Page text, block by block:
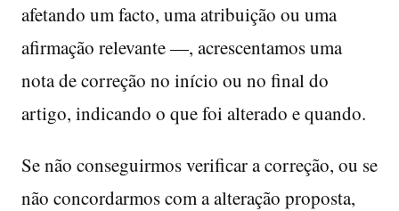
afetando um facto, uma atribuição ou uma
afirmação relevante —, acrescentamos uma
nota de correção no início ou no final do
artigo, indicando o que foi alterado e quando.
Se não conseguirmos verificar a correção, ou se
não concordarmos com a alteração proposta,